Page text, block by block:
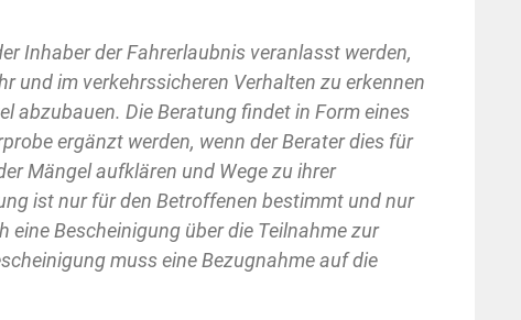
Inhaber der Fahrerlaubnis veranlasst werden,
und im verkehrssicheren Verhalten zu erkennen
abzubauen. Die Beratung findet in Form eines
ergänzt werden, wenn der Berater dies für
Mängel aufklären und Wege zu ihrer
ist nur für den Betroffenen bestimmt und nur
Bescheinigung über die Teilnahme zur
muss eine Bezugnahme auf die